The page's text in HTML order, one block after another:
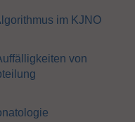
im KJNO
von